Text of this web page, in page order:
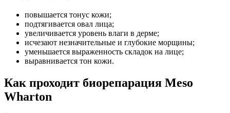
повышается тонус кожи;
подтягивается овал лица;
увеличивается уровень влаги в дерме;
исчезают незначительные и глубокие морщины;
уменьшается выраженность складок на лице;
выравнивается тон кожи.
Как проходит биорепарация Meso
Wharton